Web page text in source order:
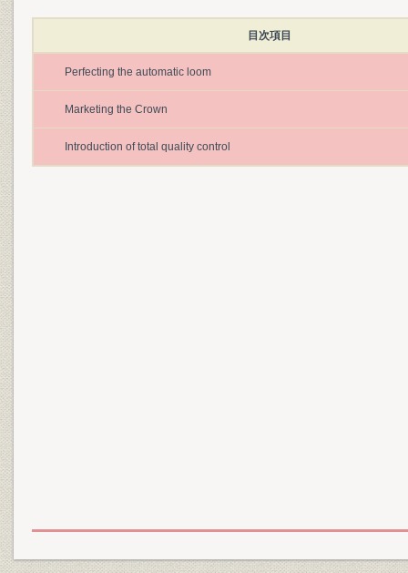
目次項目
Perfecting the automatic loom
Marketing the Crown
Introduction of total quality control